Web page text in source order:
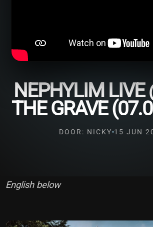
NEPHYLIM LIVE
THE GRAVE
DOOR: NICKY 15 JUN
English below